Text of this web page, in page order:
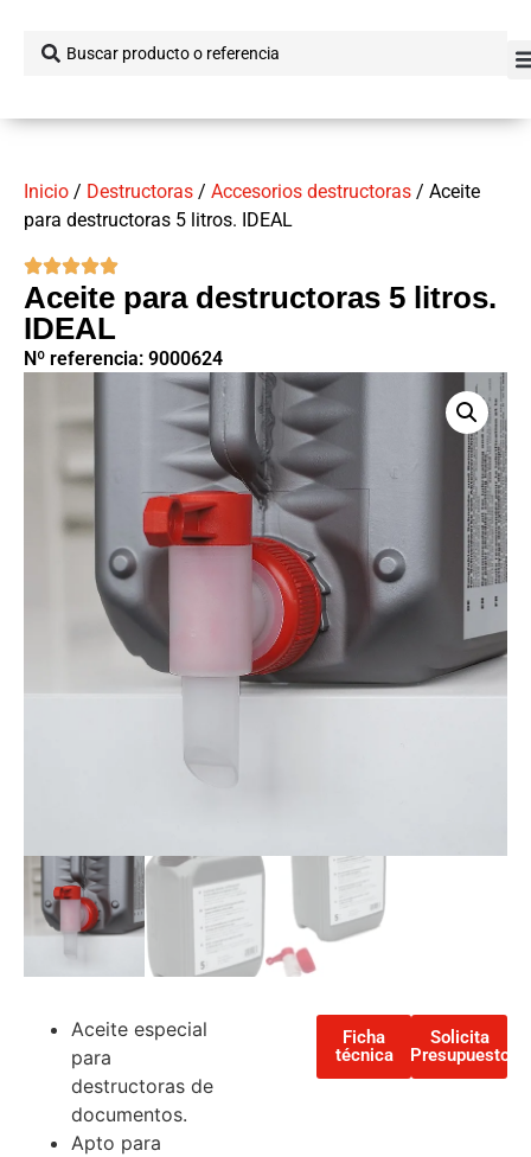
Inicio / Destructoras / Accesorios destructoras / Aceite
para destructoras 5 litros. IDEAL
Aceite para destructoras 5 litros.
IDEAL
Nº referencia: 9000624
Aceite especial
para
destructoras de
documentos.
Apto para
Ficha
técnica
Solicita
Presupuesto